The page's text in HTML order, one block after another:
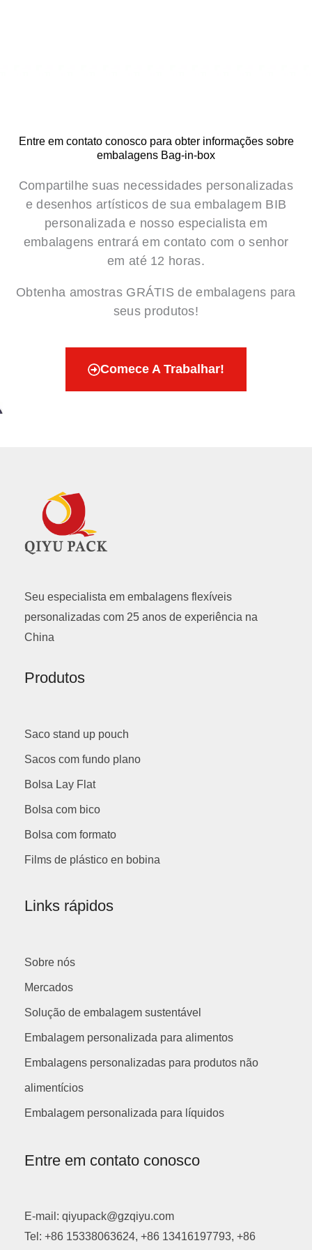
Entre em contato conosco para obter informações sobre
embalagens Bag-in-box
Compartilhe suas necessidades personalizadas
e desenhos artísticos de sua embalagem BIB
personalizada e nosso especialista em
embalagens entrará em contato com o senhor
em até 12 horas.
Obtenha amostras GRÁTIS de embalagens para
seus produtos!
Comece A Trabalhar!
Seu especialista em embalagens flexíveis
personalizadas com 25 anos de experiência na
China
Produtos
Saco stand up pouch
Sacos com fundo plano
Bolsa Lay Flat
Bolsa com bico
Bolsa com formato
Films de plástico en bobina
Links rápidos
Sobre nós
Mercados
Solução de embalagem sustentável
Embalagem personalizada para alimentos
Embalagens personalizadas para produtos não
alimentícios
Embalagem personalizada para líquidos
Entre em contato conosco
E-mail: qiyupack@gzqiyu.com
Tel: +86 15338063624, +86 13416197793, +86